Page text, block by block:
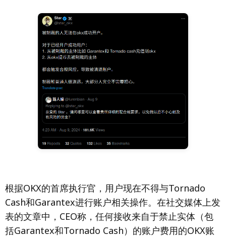
-3.59%
根据OKX的首席执行官，用户现在不得与Tornado
Cash和Garantex进行账户相关操作。在社交媒体上发
表的文章中，CEO称，任何接收来自于禁止实体（包
括Garantex和Tornado Cash）的账户费用的OKX账